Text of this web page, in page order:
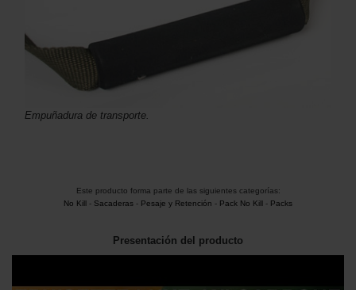
Empuñadura de transporte.
Este producto forma parte de las siguientes categorías:
No Kill - Sacaderas - Pesaje y Retención - Pack No Kill - Packs
Presentación del producto